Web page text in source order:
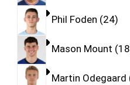
Phil Foden 24
Mason Mount 18
Martin Odegaard